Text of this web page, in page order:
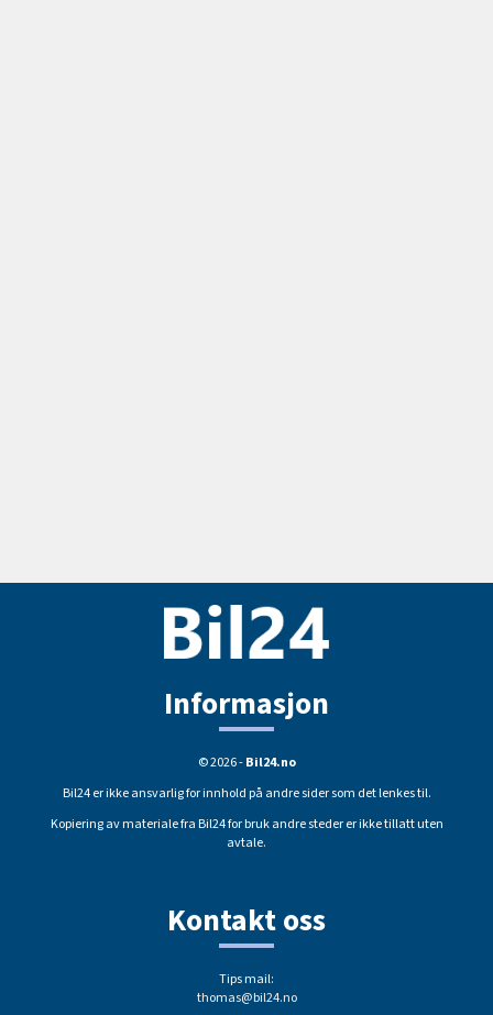
Informasjon
© 2026 -Bil24.no
Bil24 er ikke ansvarlig for innhold på andre sider som det lenkes til.
Kopiering av materiale fra Bil24 for bruk andre steder er ikke tillatt uten
avtale.
Kontakt oss
Tips mail:
thomas@bil24.no